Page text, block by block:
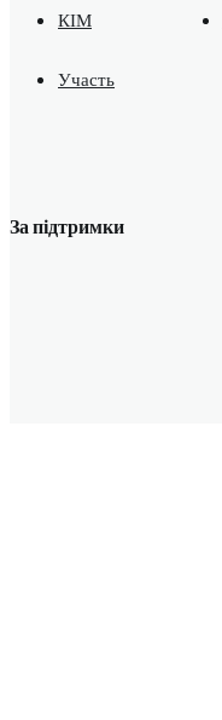
КІМ
Участь
За підтримки